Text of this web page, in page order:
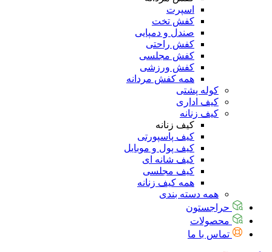
اسپرت
کفش تخت
صندل و دمپایی
کفش راحتی
کفش مجلسی
کفش ورزشی
همه کفش مردانه
کوله پشتی
کیف اداری
کیف زنانه
کیف زنانه
کیف پاسپورتی
کیف پول و موبایل
کیف شانه ای
کیف مجلسی
همه کیف زنانه
همه دسته بندی
حراجستون
محصولات
تماس با ما